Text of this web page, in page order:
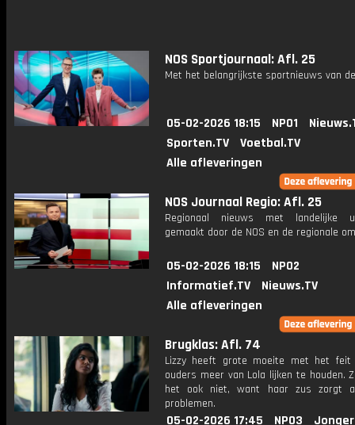
NOS Sportjournaal: Afl. 25
Met het belangrijkste sportnieuws van
05-02-2026 18:15 NPO1
Sporten.TV
Voetbal.TV
Alle afleveringen
NOS Journaal Regio: Afl. 25
Regionaal nieuws met landelijke
gemaakt door de NOS en de regionale
05-02-2026 18:15
NPO2
Informatief.TV
Nieuws.TV
Alle afleveringen
Brugklas: Afl. 74
Lizzy heeft grote moeite met het
ouders meer van Lola lijken te houden.
het ook niet, want haar zus zorgt
problemen.
05-02-2026 17:45 NPO3